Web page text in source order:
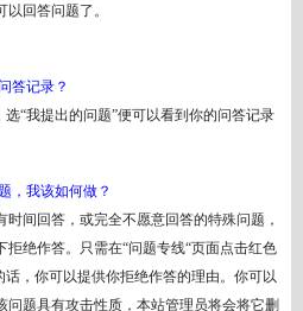
回答问题了。
答记录？
选“我提出的问题”便可以看到你的问答记录
，我该如何做？
间回答，或完全不愿意回答的特殊问题，
拒绝作答。只需在“问题专线“页面点击红色
，你可以提供你拒绝作答的理由。你可以
问题具有攻击性质，本站管理员将会将它删